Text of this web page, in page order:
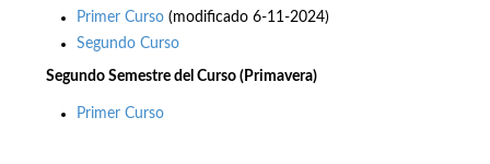
Primer Curso (modificado 6-11-2024)
Segundo Curso
Segundo Semestre del Curso (Primavera)
Primer Curso